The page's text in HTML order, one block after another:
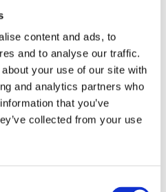
content and ads, to
and to analyse our traffic.
your use of our site with
and analytics partners who
that you’ve
collected from your use